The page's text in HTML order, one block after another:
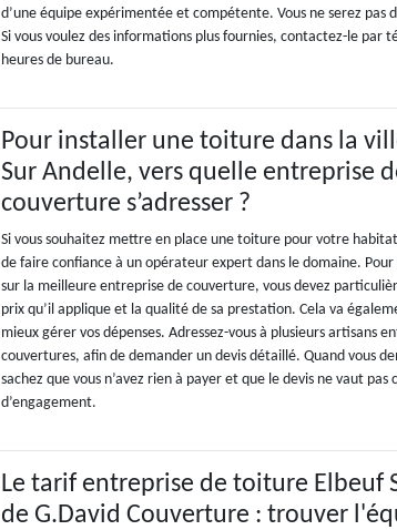
d’une équipe expérimentée et compétente. Vous ne serez pas
Si vous voulez des informations plus fournies, contactez-le par
heures de bureau.
Pour installer une toiture dans la
Sur Andelle, vers quelle entreprise
couverture s’adresser ?
Si vous souhaitez mettre en place une toiture pour votre
de faire confiance à un opérateur expert dans le domaine.
sur la meilleure entreprise de couverture, vous devez
prix qu’il applique et la qualité de sa prestation. Cela va
mieux gérer vos dépenses. Adressez-vous à plusieurs artisans
couvertures, afin de demander un devis détaillé. Quand vous
sachez que vous n’avez rien à payer et que le devis ne vaut pas
d’engagement.
Le tarif entreprise de toiture Elbeuf
de G.David Couverture : trouver